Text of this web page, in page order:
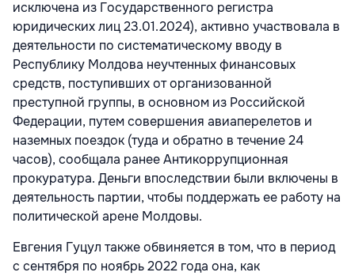
исключена из Государственного регистра
юридических лиц 23.01.2024), активно участвовала в
деятельности по систематическому вводу в
Республику Молдова неучтенных финансовых
средств, поступивших от организованной
преступной группы, в основном из Российской
Федерации, путем совершения авиаперелетов и
наземных поездок (туда и обратно в течение 24
часов), сообщала ранее Антикоррупционная
прокуратура. Деньги впоследствии были включены в
деятельность партии, чтобы поддержать ее работу на
политической арене Молдовы.
Евгения Гуцул также обвиняется в том, что в период
с сентября по ноябрь 2022 года она, как